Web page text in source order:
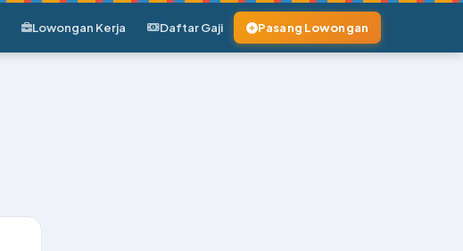
Lowongan Kerja Daftar Gaji Pasang Lowongan